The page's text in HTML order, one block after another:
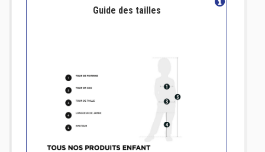
Guide des tailles